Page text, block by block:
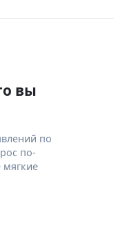
вы
по
по-
мягкие